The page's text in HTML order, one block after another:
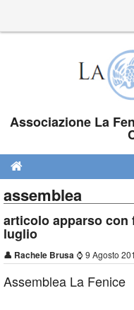
Associazione La
Chi siamo
Dove siamo
Contatti
assemblea
articolo apparso con
luglio
👤 Rachele Brusa ⌚ 9 Agosto
Assemblea La Fenice